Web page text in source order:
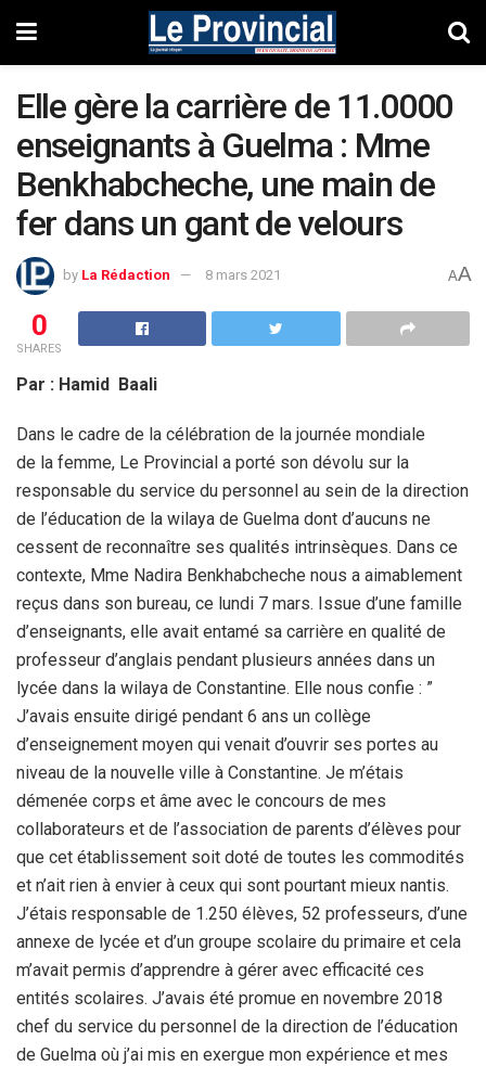
Elle gère la carrière de 11.0000
enseignants à Guelma : Mme
Benkhabcheche, une main de
fer dans un gant de velours
by La Rédaction 8 mars 2021 AA
0
SHARES
Par : Hamid Baali
Dans le cadre de la célébration de la journée mondiale
de la femme, Le Provincial a porté son dévolu sur la
responsable du service du personnel au sein de la direction
de l’éducation de la wilaya de Guelma dont d’aucuns ne
cessent de reconnaître ses qualités intrinsèques. Dans ce
contexte, Mme Nadira Benkhabcheche nous a aimablement
reçus dans son bureau, ce lundi 7 mars. Issue d’une famille
d’enseignants, elle avait entamé sa carrière en qualité de
professeur d’anglais pendant plusieurs années dans un
lycée dans la wilaya de Constantine. Elle nous confie : ”
J’avais ensuite dirigé pendant 6 ans un collège
d’enseignement moyen qui venait d’ouvrir ses portes au
niveau de la nouvelle ville à Constantine. Je m’étais
démenée corps et âme avec le concours de mes
collaborateurs et de l’association de parents d’élèves pour
que cet établissement soit doté de toutes les commodités
et n’ait rien à envier à ceux qui sont pourtant mieux nantis.
J’étais responsable de 1.250 élèves, 52 professeurs, d’une
annexe de lycée et d’un groupe scolaire du primaire et cela
m’avait permis d’apprendre à gérer avec efficacité ces
entités scolaires. J’avais été promue en novembre 2018
chef du service du personnel de la direction de l’éducation
de Guelma où j’ai mis en exergue mon expérience et mes